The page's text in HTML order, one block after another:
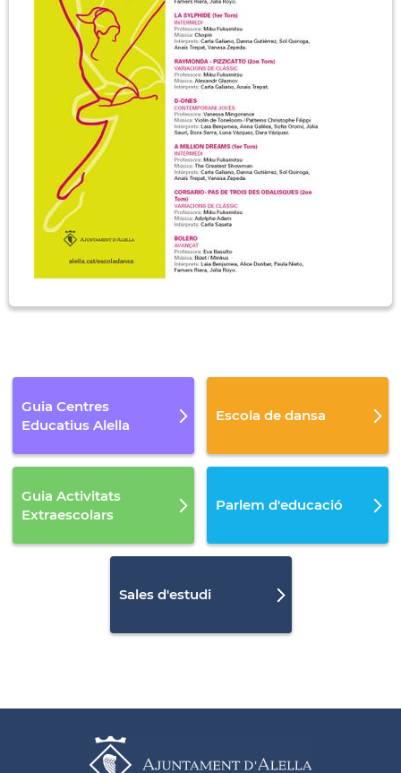
Guia Centres
Educatius Alella
Escola de dansa
Guia Activitats
Extraescolars
Parlem d'educació
Sales d'estudi